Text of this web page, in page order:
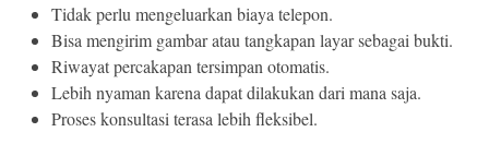
Tidak perlu mengeluarkan biaya telepon.
Bisa mengirim gambar atau tangkapan layar sebagai bukti.
Riwayat percakapan tersimpan otomatis.
Lebih nyaman karena dapat dilakukan dari mana saja.
Proses konsultasi terasa lebih fleksibel.